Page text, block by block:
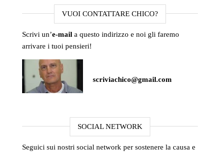
VUOI CONTATTARE CHICO?
Scrivi un’e-mail a questo indirizzo e noi gli faremo
arrivare i tuoi pensieri!
scriviachico@gmail.com
SOCIAL NETWORK
Seguici sui nostri social network per sostenere la causa e